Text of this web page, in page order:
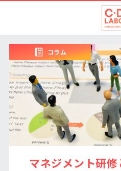
マネジメント研修
コラム